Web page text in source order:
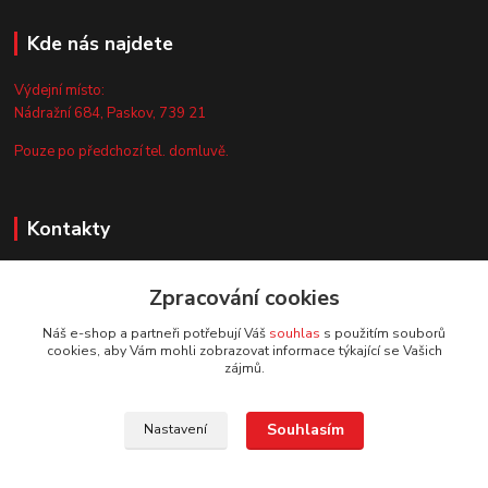
Kde nás najdete
Výdejní místo:
Nádražní 684, Paskov, 739 21
Pouze po předchozí tel. domluvě.
Kontakty
+420 735 044 675
info@vyrobtesipivo.cz
Zpracování cookies
Náš e-shop a partneři potřebují Váš souhlas s použitím souborů
cookies, aby Vám mohli zobrazovat informace týkající se Vašich
zájmů.
Nastavení Souhlasím